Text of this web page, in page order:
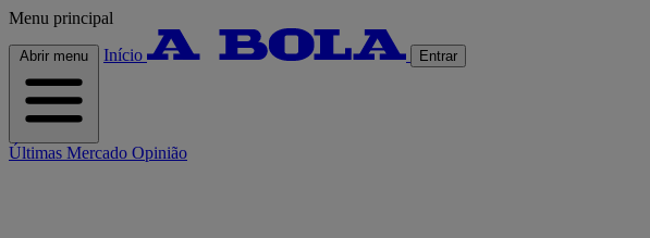
Menu principal
Abrir menu Início Entrar
Últimas Mercado Opinião